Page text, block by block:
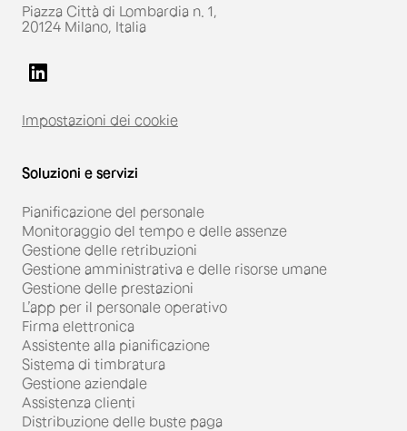
Piazza Città di Lombardia n. 1,
20124 Milano, Italia
Impostazioni dei cookie
Soluzioni e servizi
Pianificazione del personale
Monitoraggio del tempo e delle assenze
Gestione delle retribuzioni
Gestione amministrativa e delle risorse umane
Gestione delle prestazioni
L’app per il personale operativo
Firma elettronica
Assistente alla pianificazione
Sistema di timbratura
Gestione aziendale
Assistenza clienti
Distribuzione delle buste paga